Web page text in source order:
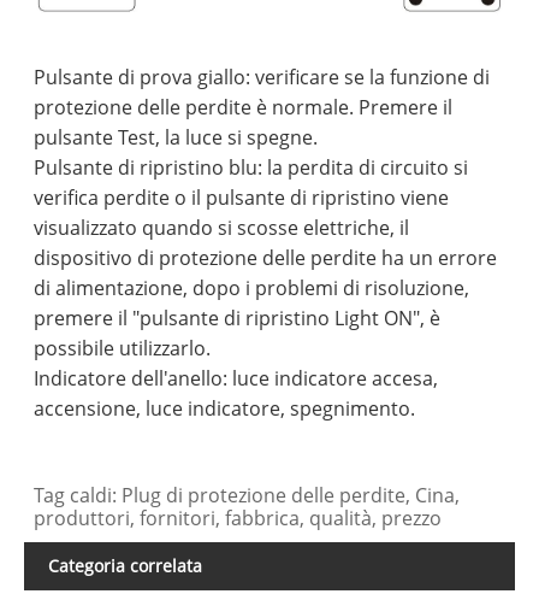
Pulsante di prova giallo: verificare se la funzione di
protezione delle perdite è normale. Premere il
pulsante Test, la luce si spegne.
Pulsante di ripristino blu: la perdita di circuito si
verifica perdite o il pulsante di ripristino viene
visualizzato quando si scosse elettriche, il
dispositivo di protezione delle perdite ha un errore
di alimentazione, dopo i problemi di risoluzione,
premere il "pulsante di ripristino Light ON", è
possibile utilizzarlo.
Indicatore dell'anello: luce indicatore accesa,
accensione, luce indicatore, spegnimento.
Tag caldi: Plug di protezione delle perdite, Cina,
produttori, fornitori, fabbrica, qualità, prezzo
Categoria correlata